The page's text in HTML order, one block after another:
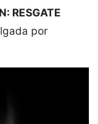
RESGATE
por